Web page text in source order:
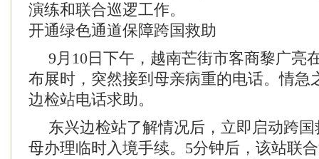
演练和联合巡逻工作。
开通绿色通道保障跨国救助
9月10日下午，越南芒街市客商黎广亮
布展时，突然接到母亲病重的电话。情急
边检站电话求助。
东兴边检站了解情况后，立即启动跨
母办理临时入境手续。5分钟后，该站联